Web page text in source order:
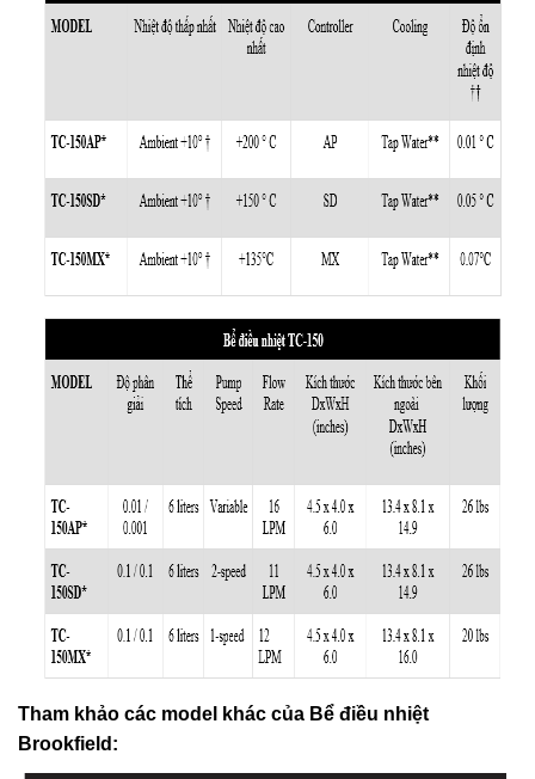
Tham khảo các model khác của Bể điều nhiệt
Brookfield: